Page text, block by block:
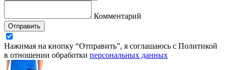
Комментарий
Отправить
Нажимая на кнопку “Отправить”, я соглашаюсь с Политикой
в отношении обработки персональных данных